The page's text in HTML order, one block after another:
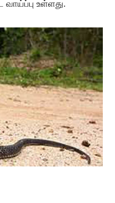
வாய்ப்பு உள்ளது.